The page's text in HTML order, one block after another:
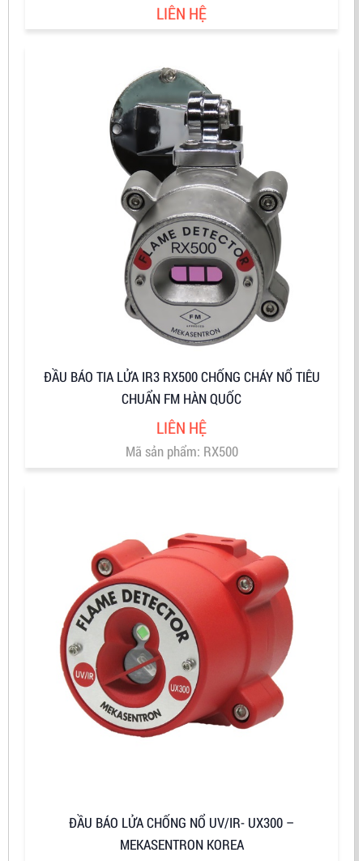
LIÊN HỆ
ĐẦU BÁO TIA LỬA IR3 RX500 CHỐNG CHÁY NỔ TIÊU
CHUẨN FM HÀN QUỐC
LIÊN HỆ
Mã sản phẩm: RX500
ĐẦU BÁO LỬA CHỐNG NỔ UV/IR- UX300 –
MEKASENTRON KOREA